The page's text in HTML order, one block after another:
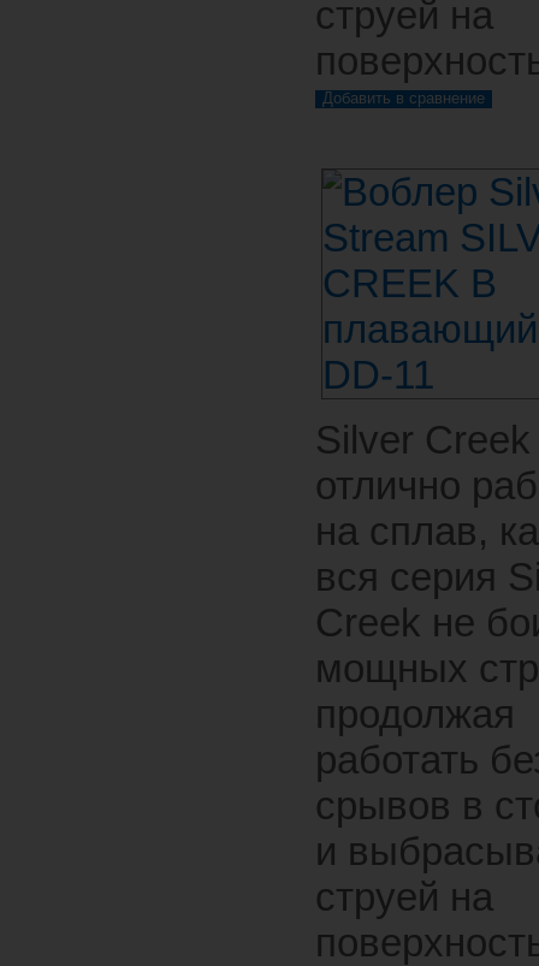
струей на
Silver
отлично
на сплав,
вся серия
Creek не
мощных
продолжая
работать
срывов в
и
струей на